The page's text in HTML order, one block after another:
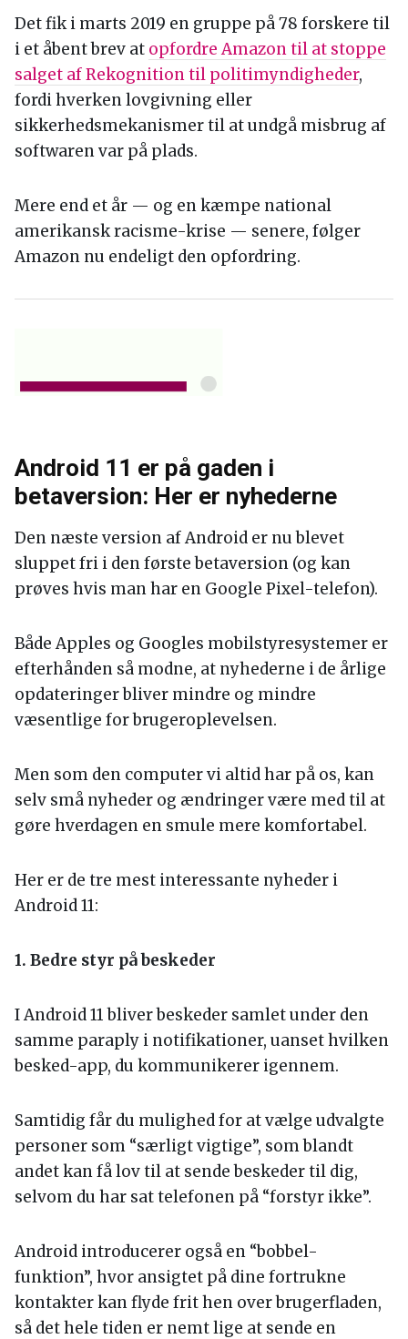
Det fik i marts 2019 en gruppe på 78 forskere til
i et åbent brev at opfordre Amazon til at stoppe
salget af Rekognition til politimyndigheder,
fordi hverken lovgivning eller
sikkerhedsmekanismer til at undgå misbrug af
softwaren var på plads.
Mere end et år — og en kæmpe national
amerikansk racisme-krise — senere, følger
Amazon nu endeligt den opfordring.
Android 11 er på gaden i
betaversion: Her er nyhederne
Den næste version af Android er nu blevet
sluppet fri i den første betaversion (og kan
prøves hvis man har en Google Pixel-telefon).
Både Apples og Googles mobilstyresystemer er
efterhånden så modne, at nyhederne i de årlige
opdateringer bliver mindre og mindre
væsentlige for brugeroplevelsen.
Men som den computer vi altid har på os, kan
selv små nyheder og ændringer være med til at
gøre hverdagen en smule mere komfortabel.
Her er de tre mest interessante nyheder i
Android 11:
1. Bedre styr på beskeder
I Android 11 bliver beskeder samlet under den
samme paraply i notifikationer, uanset hvilken
besked-app, du kommunikerer igennem.
Samtidig får du mulighed for at vælge udvalgte
personer som “særligt vigtige”, som blandt
andet kan få lov til at sende beskeder til dig,
selvom du har sat telefonen på “forstyr ikke”.
Android introducerer også en “bobbel-
funktion”, hvor ansigtet på dine fortrukne
kontakter kan flyde frit hen over brugerfladen,
så det hele tiden er nemt lige at sende en